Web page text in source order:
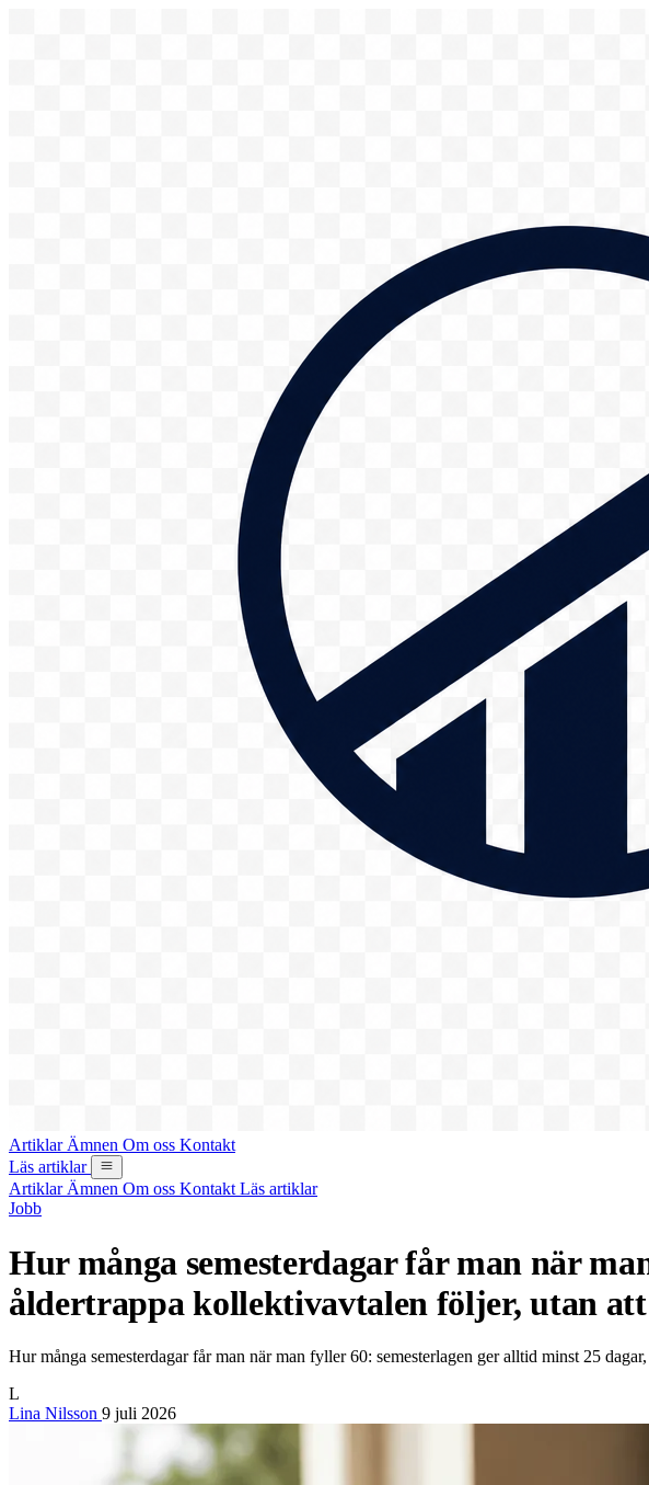
Artiklar Ämnen Om oss Kontakt
Läs artiklar
Artiklar Ämnen Om oss Kontakt Läs artiklar
Jobb
Hur många semesterdagar får man när
åldertrappa kollektivavtalen följer, utan
Hur många semesterdagar får man när man fyller 60: semesterlagen ger alltid minst 25
L
Lina Nilsson 9 juli 2026